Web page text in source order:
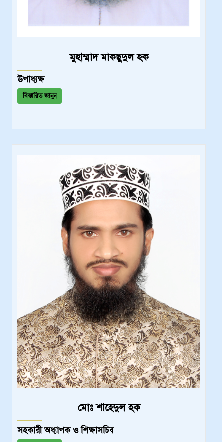
মুহাম্মাদ মাকছুদুল হক
উপাধ্যক্ষ
বিস্তারিত জানুন
মোঃ শাহেদুল হক
সহকারী অধ্যাপক ও শিক্ষাসচিব